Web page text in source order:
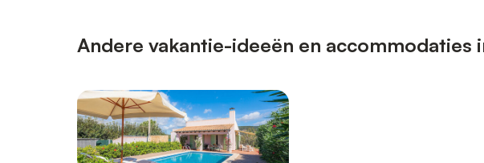
Andere vakantie-ideeën en accommodaties